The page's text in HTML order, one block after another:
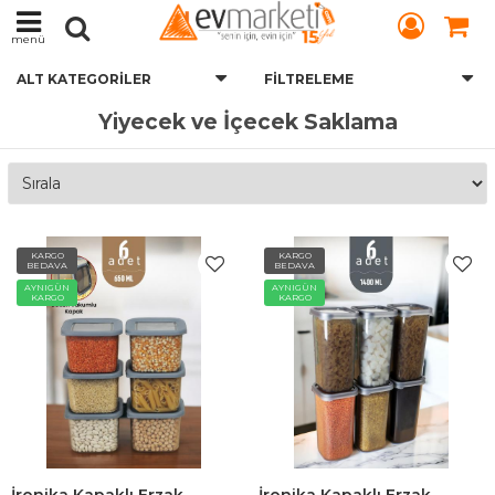
menü
ALT KATEGORILER FILTRELEME
Yiyecek ve İçecek Saklama
KARGO
BEDAVA
AYNIGÜN
KARGO
KARGO
BEDAVA
AYNIGÜN
KARGO